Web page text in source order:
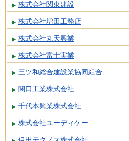
株式会社関東建設
株式会社増田工務店
株式会社丸天興業
株式会社富士実業
三ツ和総合建設業協同組合
関口工業株式会社
千代本興業株式会社
株式会社ユーディケー